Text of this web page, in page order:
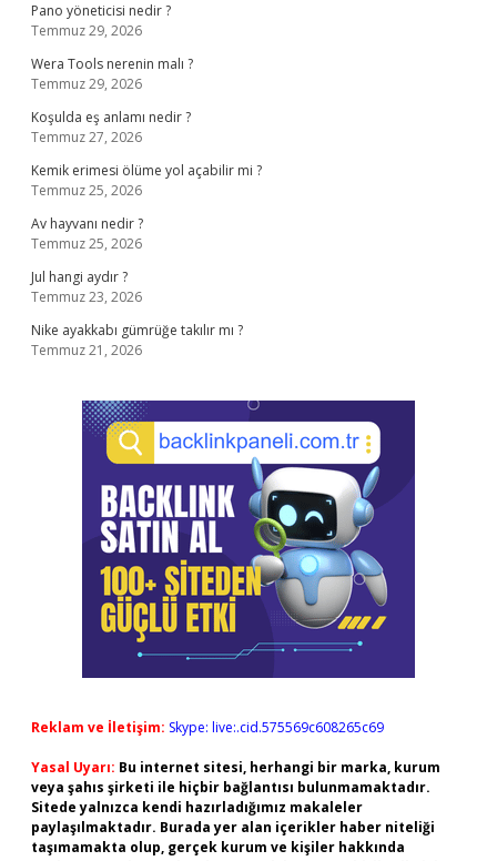
Pano yöneticisi nedir ?
Temmuz 29, 2026
Wera Tools nerenin malı ?
Temmuz 29, 2026
Koşulda eş anlamı nedir ?
Temmuz 27, 2026
Kemik erimesi ölüme yol açabilir mi ?
Temmuz 25, 2026
Av hayvanı nedir ?
Temmuz 25, 2026
Jul hangi aydır ?
Temmuz 23, 2026
Nike ayakkabı gümrüğe takılır mı ?
Temmuz 21, 2026
Reklam ve İletişim: Skype: live:.cid.575569c608265c69
Yasal Uyarı: Bu internet sitesi, herhangi bir marka, kurum
veya şahıs şirketi ile hiçbir bağlantısı bulunmamaktadır.
Sitede yalnızca kendi hazırladığımız makaleler
paylaşılmaktadır. Burada yer alan içerikler haber niteliği
taşımamakta olup, gerçek kurum ve kişiler hakkında